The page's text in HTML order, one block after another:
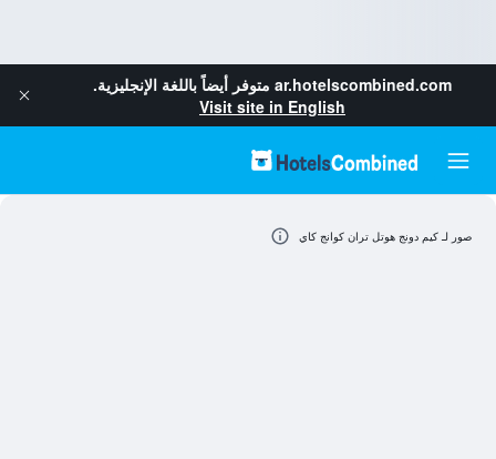
ar.hotelscombined.com متوفر أيضاً باللغة الإنجليزية.
Visit site in English
صور لـ كيم دونج هوتل تران كوانج كاي